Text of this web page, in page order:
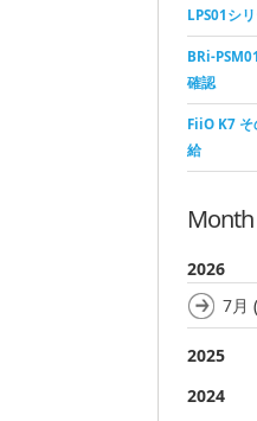
LPS01シ
BRi-
確認
FiiO K7
給
2026
7月
2025
2024